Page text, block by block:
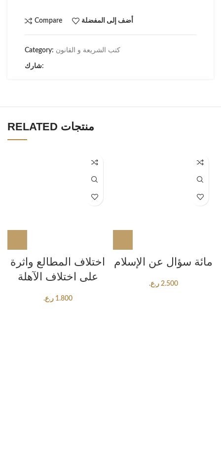
Compare أضف إلى المفضلة
Category: كتب الشريعة و القانون
شارك:
RELATED منتجات
اختلاف المطالع واثرة
على اختلاف الآهلة
1.800 ر.ع.
مائة سؤال عن الإسلام
2.500 ر.ع.